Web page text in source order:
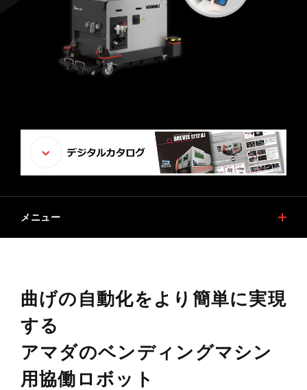
メニュー
デジタルカタログ 関連商品
安全ガイドについて(プレスブレーキ（ベンディングマシン）)
ESGリース促進事業対象商品
曲げの自動化をより簡単に実現
する
アマダのベンディングマシン
用協働ロボット